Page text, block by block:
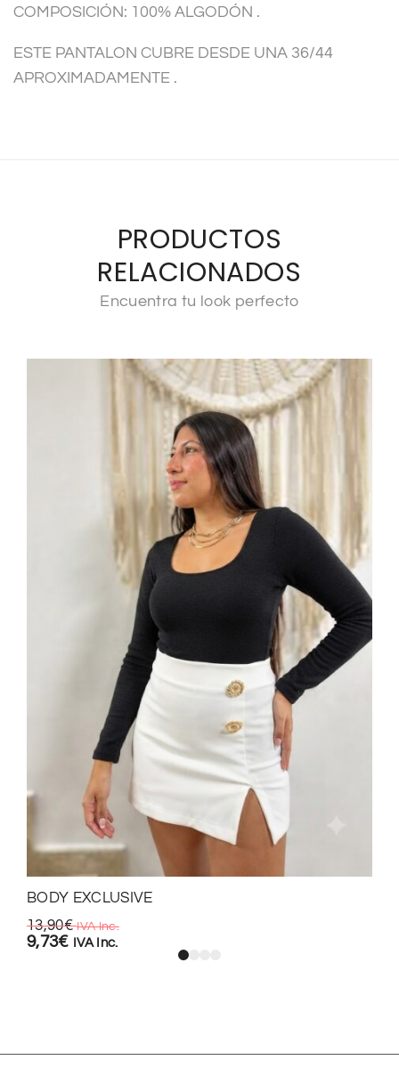
e
:
COMPOSICIÓN: 100% ALGODÓN .
ESTE PANTALON CUBRE DESDE UNA 36/44
APROXIMADAMENTE .
PRODUCTOS
RELACIONADOS
Encuentra tu look perfecto
BODY EXCLUSIVE
13,90€ IVA Inc.
9,73€ IVA Inc.